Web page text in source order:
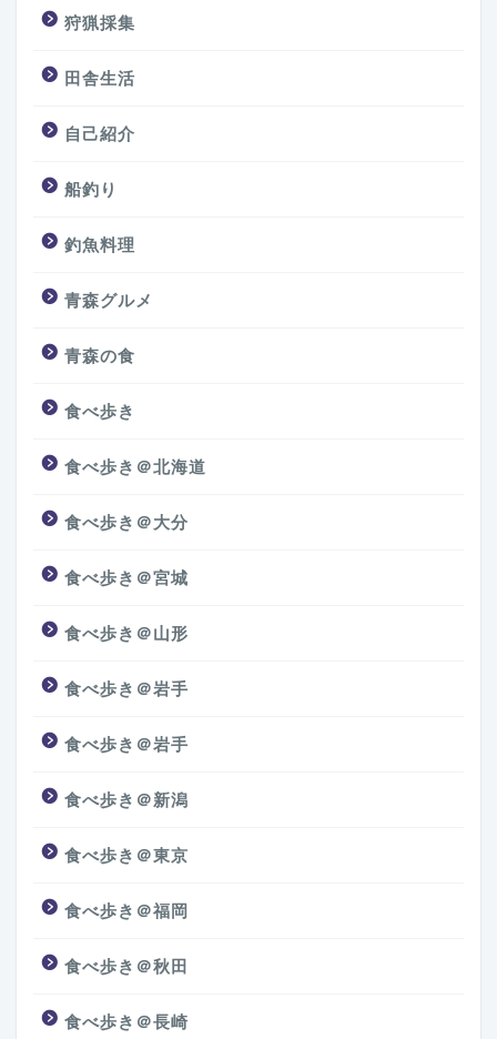
狩猟採集
田舎生活
自己紹介
船釣り
釣魚料理
青森グルメ
青森の食
食べ歩き
食べ歩き＠北海道
食べ歩き＠大分
食べ歩き＠宮城
食べ歩き＠山形
食べ歩き＠岩手
食べ歩き＠岩手
食べ歩き＠新潟
食べ歩き＠東京
食べ歩き＠福岡
食べ歩き＠秋田
食べ歩き＠長崎